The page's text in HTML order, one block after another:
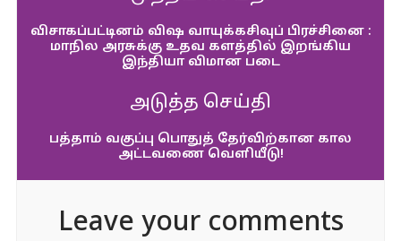
விசாகப்பட்டினம் விஷ வாயுக்கசிவுப் பிரச்சினை :
மாநில அரசுக்கு உதவ களத்தில் இறங்கிய
இந்தியா விமான படை
அடுத்த செய்தி
பத்தாம் வகுப்பு பொதுத் தேர்விற்கான கால
அட்டவணை வெளியீடு!
Leave your comments